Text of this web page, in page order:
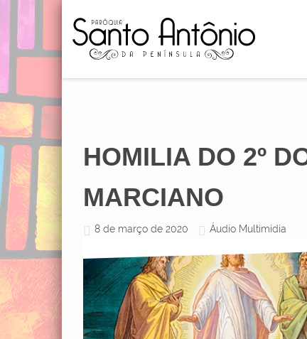
HOMILIA DO 2º
MARCIANO
8 de março de 2020 Áudio Multimídia